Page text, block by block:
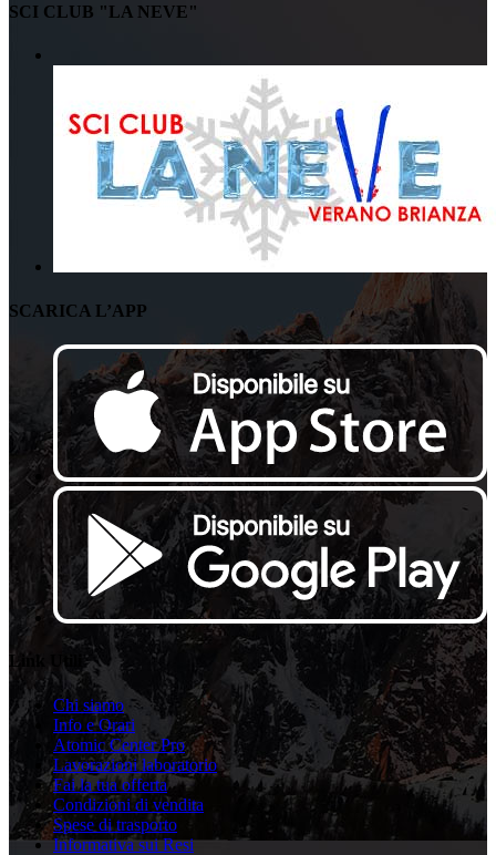
SCI CLUB "LA NEVE"
SCARICA L’APP
Link Utili
Chi siamo
Info e Orari
Atomic Center Pro
Lavorazioni laboratorio
Fai la tua offerta
Condizioni di vendita
Spese di trasporto
Informativa sui Resi